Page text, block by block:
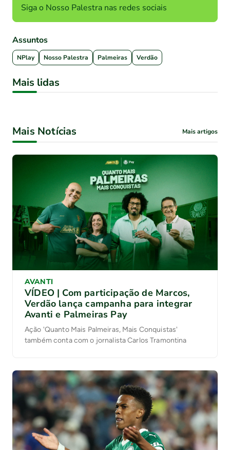
Siga o Nosso Palestra nas redes sociais
Assuntos
NPlay Nosso Palestra Palmeiras Verdão
Mais lidas
Mais Notícias Mais artigos
AVANTI
VÍDEO | Com participação de Marcos,
Verdão lança campanha para integrar
Avanti e Palmeiras Pay
Ação 'Quanto Mais Palmeiras, Mais Conquistas'
também conta com o jornalista Carlos Tramontina